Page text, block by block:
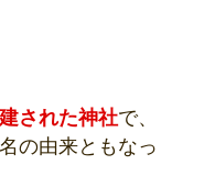
された神社で、
の由来ともなっ